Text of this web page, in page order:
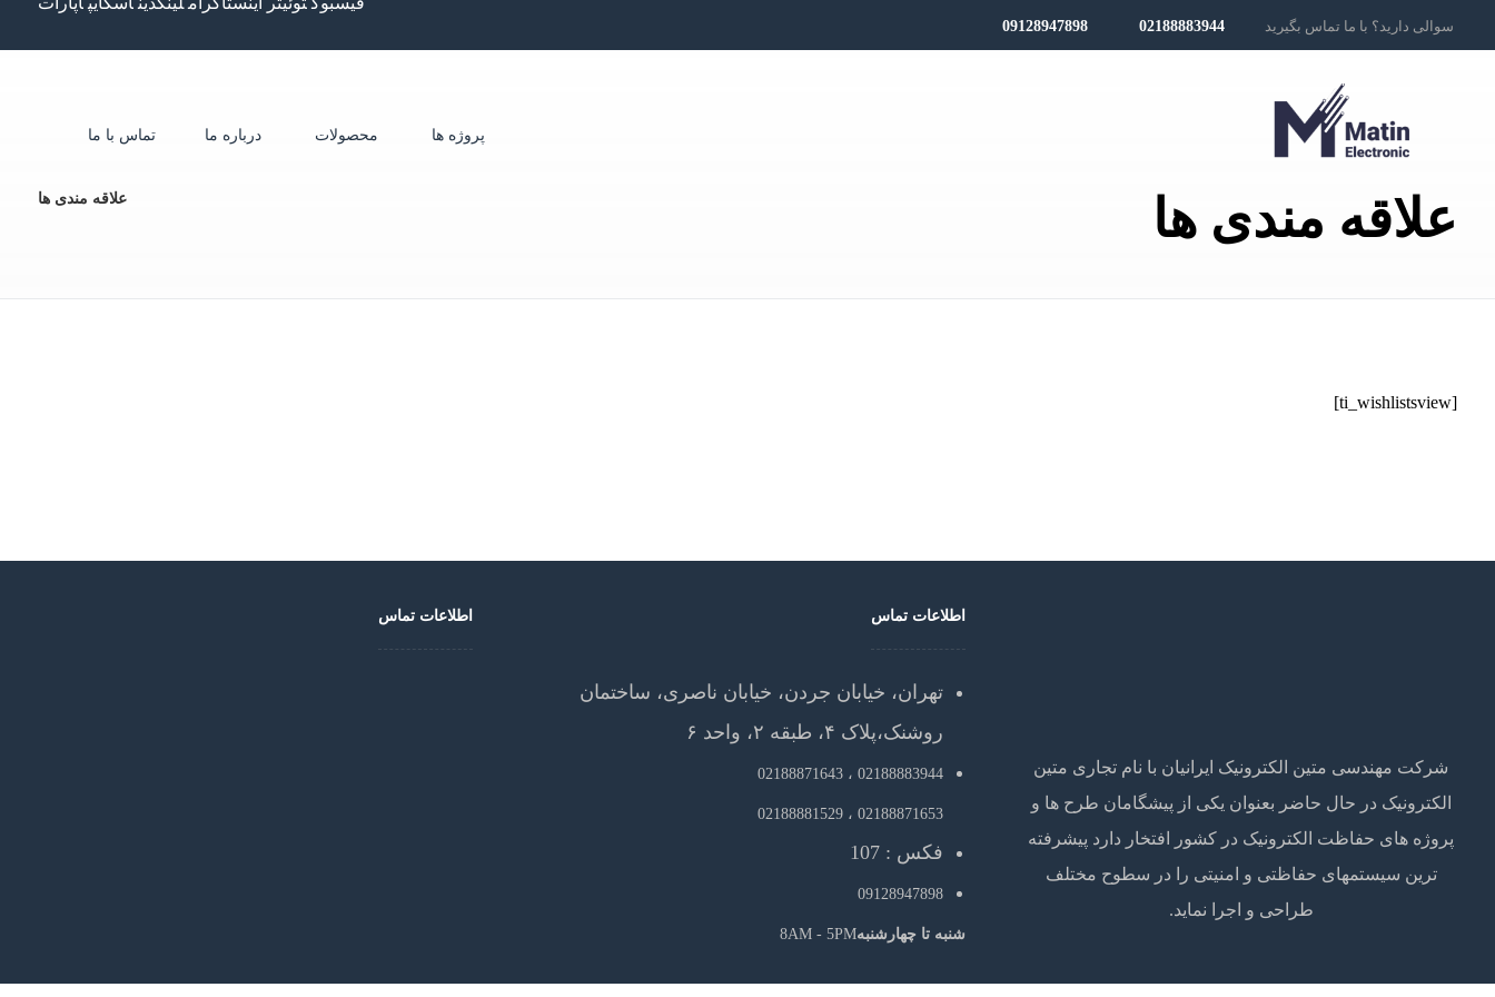
سوالی دارید؟ با ما تماس بگیرید 02188883944
09128947898
پروژه ها محصولات درباره ما تماس با ما
علاقه مندی ها علاقه مندی ها
[ti_wishlistsview]
شرکت مهندسی متین الکترونیک ایرانیان با نام تجاری متین
الکترونیک در حال حاضر بعنوان یکی از پیشگامان طرح ها و
پروژه های حفاظت الکترونیک در کشور افتخار دارد پیشرفته
ترین سیستمهای حفاظتی و امنیتی را در سطوح مختلف
طراحی و اجرا نماید.
اطلاعات تماس
تهران، خیابان جردن، خیابان ناصری، ساختمان
روشنک،پلاک ۴، طبقه ۲، واحد ۶
02188883944 ، 02188871643
02188871653 ، 02188881529
فکس : 107
09128947898
شنبه تا چهارشنبه8AM - 5PM
اطلاعات تماس